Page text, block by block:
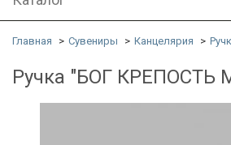
Главная Сувениры Канцелярия
Ручка "БОГ КРЕПОСТЬ